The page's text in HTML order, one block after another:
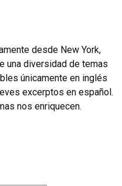
desde New York,
una diversidad de temas
únicamente en inglés
excerptos en español.
nos enriquecen.